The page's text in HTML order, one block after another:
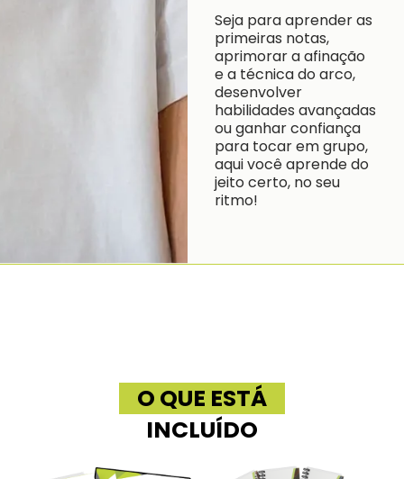
Seja para aprender as
primeiras notas,
aprimorar a afinação
e a técnica do arco,
desenvolver
habilidades avançadas
ou ganhar confiança
para tocar em grupo,
aqui você aprende do
jeito certo, no seu
ritmo!
O QUE ESTÁ
INCLUÍDO